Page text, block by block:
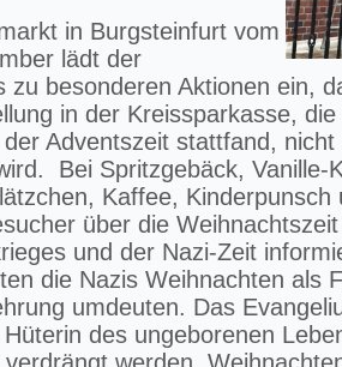
in Burgsteinfurt vom
lädt der
zu besonderen Aktionen ein,
in der Kreissparkasse,
der Adventszeit stattfand,
Bei Spritzgebäck, Vanille-
Kaffee, Kinderpunsch
über die
und der Nazi-Zeit
die Nazis Weihnachten als
umdeuten. Das
des ungeborenen